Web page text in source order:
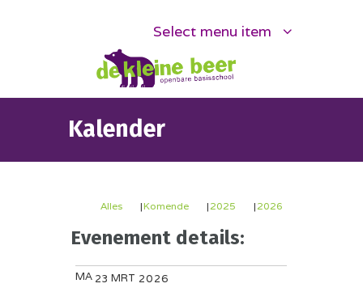
Select menu item
Kalender
Alles Komende 2025 2026
Evenement details:
MA 23 MRT 2026